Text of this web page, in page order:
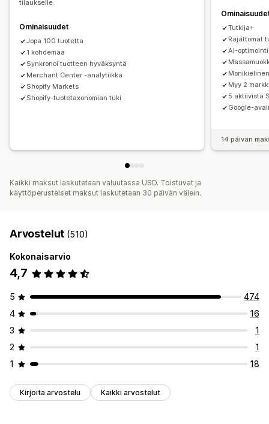
Tuotteiden valinta
Varaston tuki
GTIN-numeroiden hallinnointi
Syötteen optimointi Tehokkuuden valvonta
Useat formaatit
tilaukselle.
Ominaisuudet
Jopa 100 tuotetta
1 kohdemaa
Synkronoi tuotteen hyväksyntä
Merchant Center -analytiikka
Shopify Markets
Shopify-tuotetaxonomian tuki
Tutkija+
Rajattomat
AI-optimointi
Myy 2
5 aktiivista
Google-
14 päivän
Kaikki maksut laskutetaan valuutassa USD. Toistuvat ja
käyttöperusteiset maksut laskutetaan 30 päivän välein.
Arvostelut (510)
Kokonaisarvio
4,7
5
474
4
16
3
1
2
1
1
18
Kirjoita arvostelu Kaikki arvostelut